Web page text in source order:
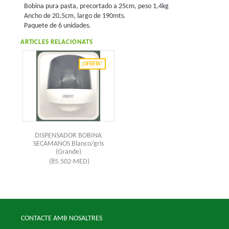
Bobina pura pasta, precortado a 25cm, peso 1,4kg
Ancho de 20,5cm, largo de 190mts.
Paquete de 6 unidades.
ARTICLES RELACIONATS
¡OFERTA!
DISPENSADOR BOBINA
SECAMANOS Blanco/gris
(Grande)
(85.502-MED)
CONTACTE AMB NOSALTRES